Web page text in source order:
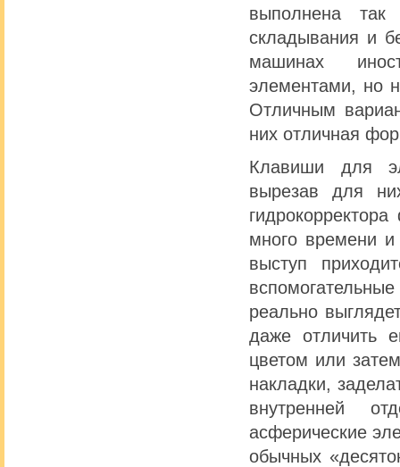
выполнена
складывания и
машинах
элементами, но
Отличным
них отличная
Клавиши для
вырезав для
много времени и
выступ
реально
даже отличить
цветом или
накладки,
внутренней
асферические
обычных